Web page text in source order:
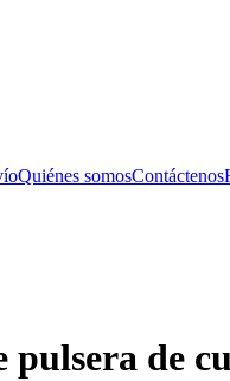
Quiénes somosContáctenos
pulsera de